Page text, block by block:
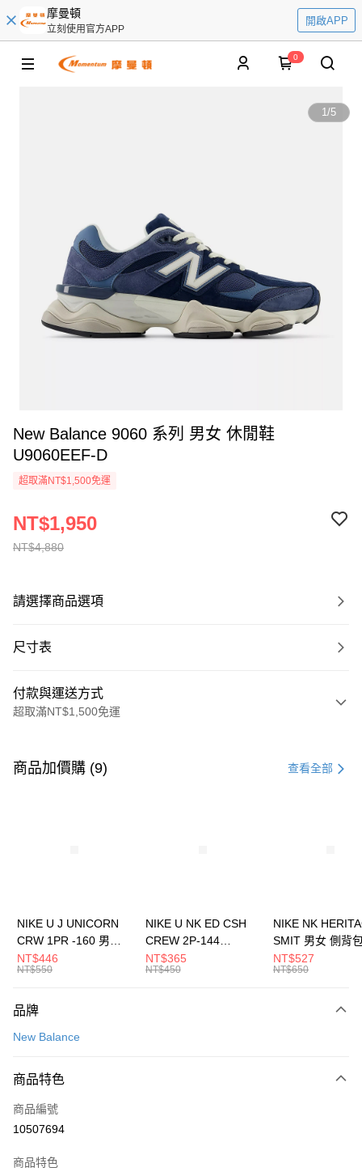
摩曼頓
立刻使用官方APP
開啟APP
0
1/5
New Balance 9060 系列 男女 休閒鞋
U9060EEF-D
超取滿NT$1,500免運
NT$4,880
NT$1,950
請選擇商品選項
尺寸表
付款與運送方式
超取滿NT$1,500免運
信用卡一次付款
元大商業銀行
台灣樂天信用卡公司
全盈+PAY
AFTEE先享後付
【關於「AFTEE先享後付」】
便利好安心！
３．安心：先確認商品／服務後，再付款。
【「AFTEE先享後付」結帳流程】
１．於結帳方式選擇「AFTEE先享後付」後，將跳轉至「AFTEE先享後付」
２．訂單成立數日內，您將收到繳費通知簡訊。
３．收到繳費通知簡訊後14天內，點擊此簡訊中的連結，可透過四大超商／
運送方式
每筆NT$100，滿NT$1,500(含以上)免運費
宅配
每筆NT$100，滿NT$1,500(含以上)免運費
付款後門市自取
商品加價購 (9) 查看全部
NIKE U J UNICORN
CRW 1PR -160 男女
中統襪 FZ3393100
NT$446
NT$550
NIKE U NK ED CSH
CREW 2P-144
EMBRDY 男女 短統襪
FZ3073133
NT$365
NT$450
NIKE NK
SMIT 男女 側背
BA5871010
NT$527
NT$650
品牌
New Balance
商品特色
商品編號
10507694
商品特色